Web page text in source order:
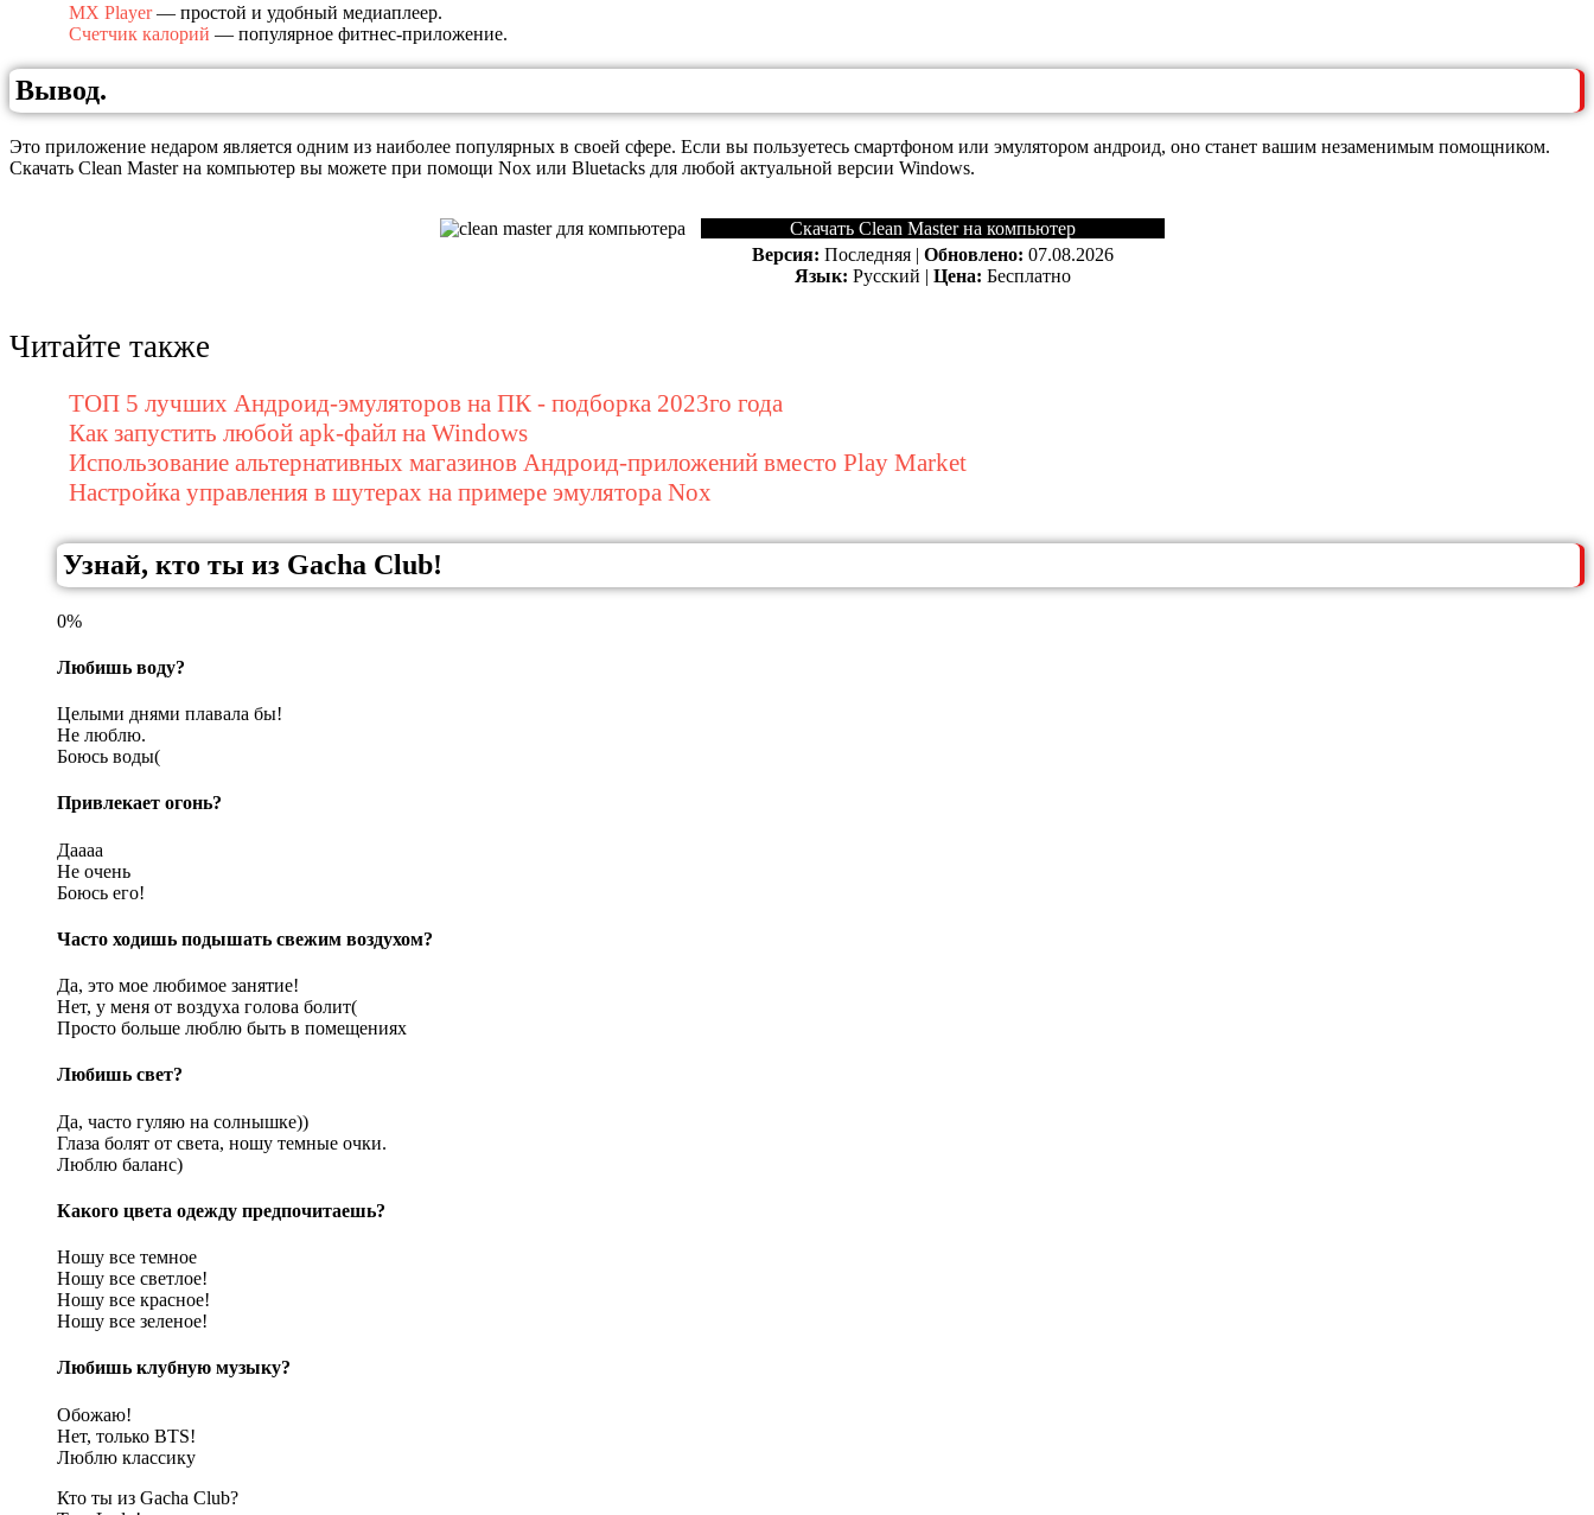
MX Player— простой и удобный медиаплеер.
Счетчик калорий — популярное фитнес-приложение.
Вывод.
Это приложение недаром является одним из наиболее популярных в своей сфере. Если вы пользуетесь смартфоном или эмулятором андроид, оно станет вашим незаменимым помощником.
Скачать Clean Master на компьютер вы можете при помощи Nox или Bluetacks для любой актуальной версии Windows.
Скачать Clean Master на компьютер
Версия: Последняя | Обновлено: 07.08.2026
Язык: Русский | Цена: Бесплатно
Читайте также
ТОП 5 лучших Андроид-эмуляторов на ПК - подборка 2023го года
Как запустить любой apk-файл на Windows
Использование альтернативных магазинов Андроид-приложений вместо Play Market
Настройка управления в шутерах на примере эмулятора Nox
Узнай, кто ты из Gacha Club!
0%
Любишь воду?
Целыми днями плавала бы!
Не люблю.
Боюсь воды(
Привлекает огонь?
Даааа
Не очень
Боюсь его!
Часто ходишь подышать свежим воздухом?
Да, это мое любимое занятие!
Нет, у меня от воздуха голова болит(
Просто больше люблю быть в помещениях
Любишь свет?
Да, часто гуляю на солнышке))
Глаза болят от света, ношу темные очки.
Люблю баланс)
Какого цвета одежду предпочитаешь?
Ношу все темное
Ношу все светлое!
Ношу все красное!
Ношу все зеленое!
Любишь клубную музыку?
Обожаю!
Нет, только BTS!
Люблю классику
Кто ты из Gacha Club?